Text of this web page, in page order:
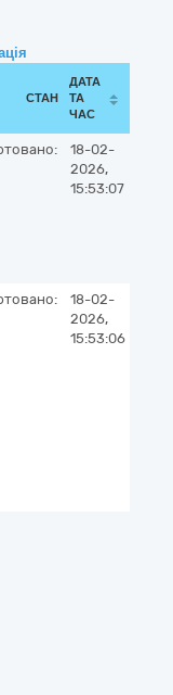
СТАН
ДАТА
ТА
ЧАС
18-02-
2026,
15:53:07
18-02-
2026,
15:53:06